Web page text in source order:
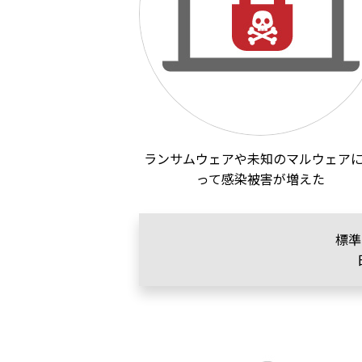
ランサムウェアや未知のマルウェア
って感染被害が増えた
標